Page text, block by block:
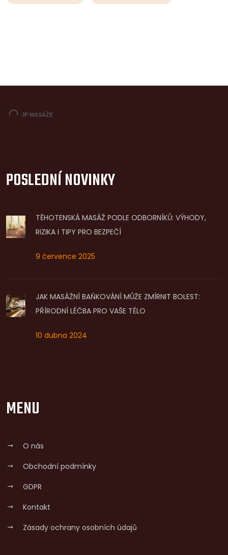
POSLEDNÍ NOVINKY
TĚHOTENSKÁ MASÁŽ PODLE ODBORNÍKŮ: VÝHODY,
RIZIKA I TIPY PRO BEZPEČÍ
9 července 2025
JAK MASÁŽNÍ BAŇKOVÁNÍ MŮŽE ZMÍRNIT BOLEST:
PŘÍRODNÍ LÉČBA PRO VAŠE TĚLO
10 dubna 2024
MENU
O nás
Obchodní podmínky
GDPR
Kontakt
Zásady ochrany osobních údajů